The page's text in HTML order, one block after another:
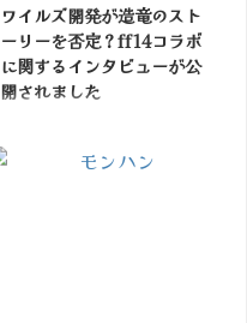
ワイルズ開発が造竜のスト
ーリーを否定？ff14コラボ
に関するインタビューが公
開されました